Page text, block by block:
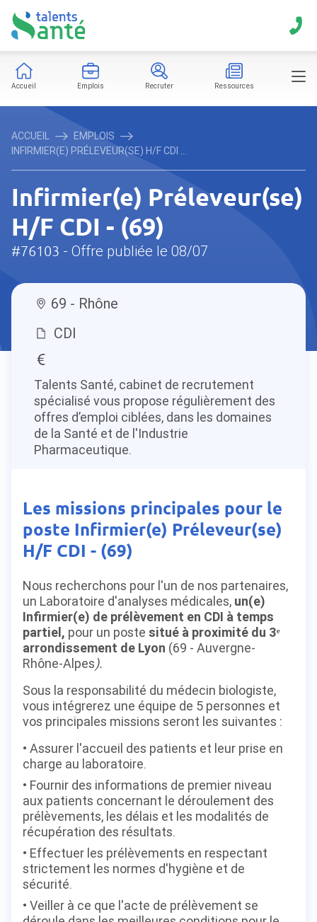
Accueil Emplois Recruter Ressources
ACCUEIL
EMPLOIS
INFIRMIER(E) PRÉLEVEUR(SE) H/F CDI ...
Infirmier(e) Préleveur(se)
H/F CDI - (69)
#76103 - Offre publiée le 08/07
69 - Rhône
CDI
Talents Santé, cabinet de recrutement
spécialisé vous propose régulièrement des
offres d’emploi ciblées, dans les domaines
de la Santé et de l'Industrie
Pharmaceutique.
Les missions principales pour le
poste Infirmier(e) Préleveur(se)
H/F CDI - (69)
Nous recherchons pour l'un de nos partenaires,
un Laboratoire d'analyses médicales, un(e)
Infirmier(e) de prélèvement en CDI à temps
partiel, pour un poste situé à proximité du 3ᵉ
arrondissement de Lyon (69 - Auvergne-
Rhône-Alpes).
Sous la responsabilité du médecin biologiste,
vous intégrerez une équipe de 5 personnes et
vos principales missions seront les suivantes :
Assurer l'accueil des patients et leur prise en
charge au laboratoire.
Fournir des informations de premier niveau
aux patients concernant le déroulement des
prélèvements, les délais et les modalités de
récupération des résultats.
Effectuer les prélèvements en respectant
strictement les normes d'hygiène et de
sécurité.
Veiller à ce que l'acte de prélèvement se